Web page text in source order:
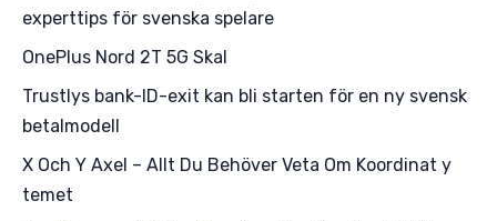
experttips för svenska spelare
OnePlus Nord 2T 5G Skal
Trustlys bank-ID-exit kan bli starten för en ny svensk
betalmodell
X Och Y Axel – Allt Du Behöver Veta Om Koordinat y
temet